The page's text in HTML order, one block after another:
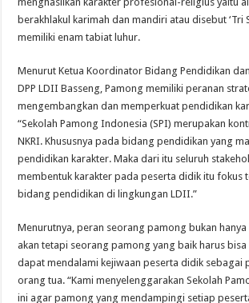
berakhlakul karimah dan mandiri atau disebut ‘Tri
memiliki enam tabiat luhur.
Menurut Ketua Koordinator Bidang Pendidikan
DPP LDII Basseng, Pamong memiliki peranan
mengembangkan dan memperkuat pendidikan
“Sekolah Pamong Indonesia (SPI) merupakan
NKRI. Khususnya pada bidang pendidikan yang
pendidikan karakter. Maka dari itu seluruh
membentuk karakter pada peserta didik itu fokus
bidang pendidikan di lingkungan LDII.”
Menurutnya, peran seorang pamong bukan hanya
akan tetapi seorang pamong yang baik harus
dapat mendalami kejiwaan peserta didik sebagai
orang tua. “Kami menyelenggarakan Sekolah
ini agar pamong yang mendampingi setiap